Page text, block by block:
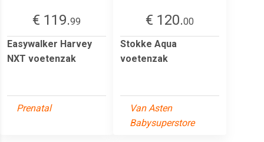
€ 119.99
Easywalker Harvey
NXT voetenzak
Prenatal
€ 120.00
Stokke Aqua
voetenzak
Van Asten
Babysuperstore